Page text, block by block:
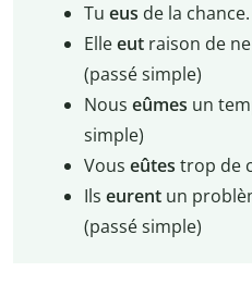
Tu eus de la
Elleeut raison de
(passé simple)
Nous eûmes un
simple)
Vous eûtes trop de
Ils eurentun
(passé simple)